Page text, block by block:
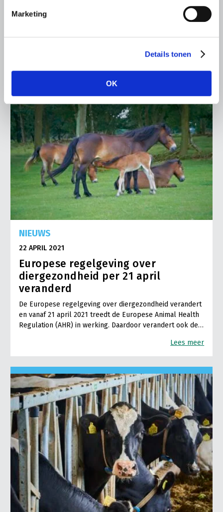
Marketing
Details tonen
OK
nieuwe Europese wetgeving rondom
consumentenbescherming. Inmiddels is achter de
NIEUWS
22 APRIL 2021
Europese regelgeving over
diergezondheid per 21 april
veranderd
De Europese regelgeving over diergezondheid verandert
en vanaf 21 april 2021 treedt de Europese Animal Health
Regulation (AHR) in werking. Daardoor verandert ook de…
Lees meer